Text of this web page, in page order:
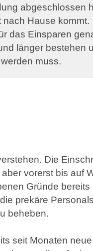
abgeschlossen
nach Hause kommt.
das Einsparen
länger bestehen
muss.
Die
vorerst bis auf
Gründe
prekäre
beheben.
seit Monaten